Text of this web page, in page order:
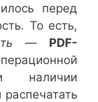
перед
То есть,
—
PDF-
наличии